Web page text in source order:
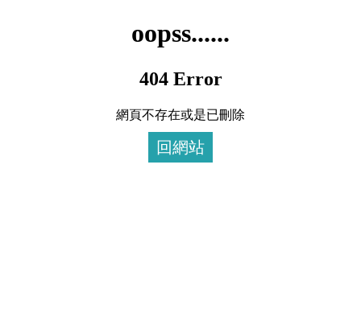
oopss......
404 Error
網頁不存在或是已刪除
回網站